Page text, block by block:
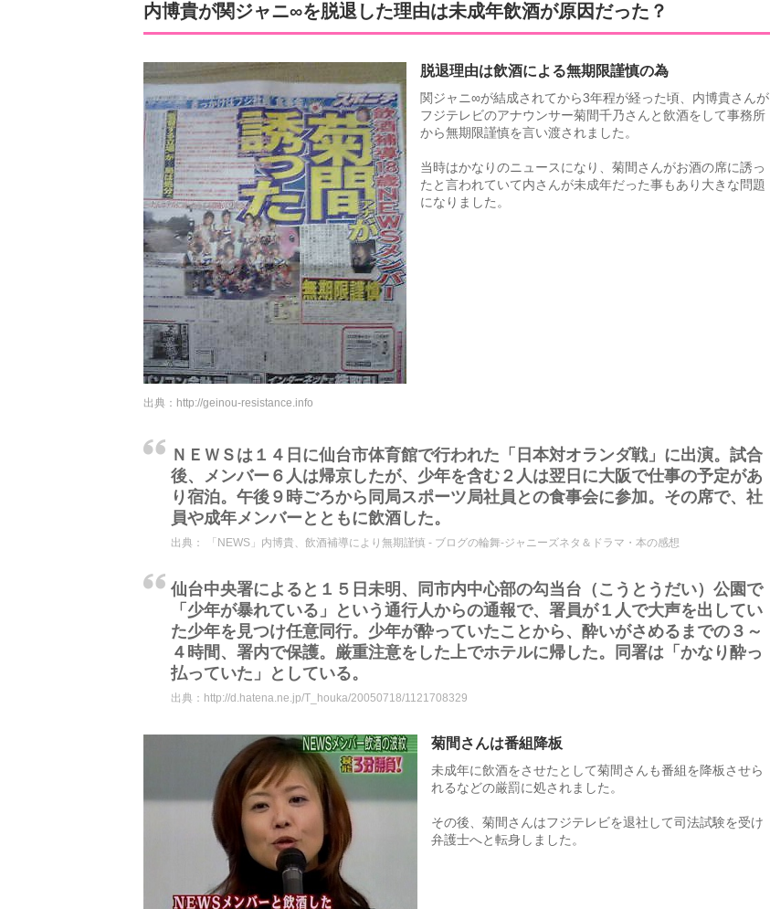
内博貴が関ジャニ∞を脱退した理由は未成年飲酒が原因だった？
脱退理由は飲酒による無期限謹慎の為
関ジャニ∞が結成されてから3年程が経った頃、内博貴さんが
フジテレビのアナウンサー菊間千乃さんと飲酒をして事務所
から無期限謹慎を言い渡されました。
当時はかなりのニュースになり、菊間さんがお酒の席に誘っ
たと言われていて内さんが未成年だった事もあり大きな問題
になりました。
出典： http://geinou-resistance.info
ＮＥＷＳは１４日に仙台市体育館で行われた「日本対オランダ戦」に出演。試合
後、メンバー６人は帰京したが、少年を含む２人は翌日に大阪で仕事の予定があ
り宿泊。午後９時ごろから同局スポーツ局社員との食事会に参加。その席で、社
員や成年メンバーとともに飲酒した。
出典： 「NEWS」内博貴、飲酒補導により無期謹慎 - ブログの輪舞-ジャニーズネタ＆ドラマ・本の感想
仙台中央署によると１５日未明、同市内中心部の勾当台（こうとうだい）公園で
「少年が暴れている」という通行人からの通報で、署員が１人で大声を出してい
た少年を見つけ任意同行。少年が酔っていたことから、酔いがさめるまでの３～
４時間、署内で保護。厳重注意をした上でホテルに帰した。同署は「かなり酔っ
払っていた」としている。
出典： http://d.hatena.ne.jp/T_houka/20050718/1121708329
菊間さんは番組降板
未成年に飲酒をさせたとして菊間さんも番組を降板させら
れるなどの厳罰に処されました。
その後、菊間さんはフジテレビを退社して司法試験を受け
弁護士へと転身しました。